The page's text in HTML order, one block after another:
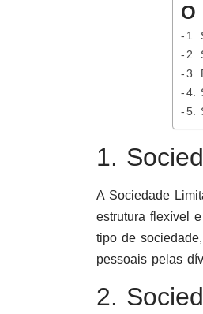
O
1.
2.
3.
4.
5.
1.
A Sociedade
estrutura flexível
tipo de
pessoais pelas
2.